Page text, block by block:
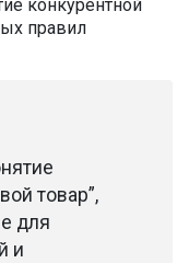
конкурентной
правил
товар”,
для
и